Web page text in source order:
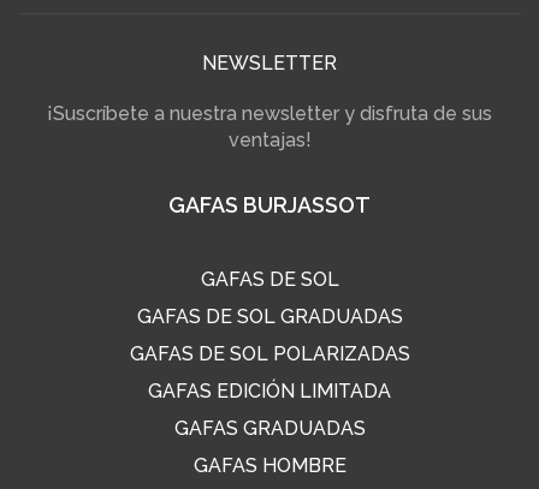
NEWSLETTER
¡Suscríbete a nuestra newsletter y disfruta de sus
ventajas!
GAFAS BURJASSOT
GAFAS DE SOL
GAFAS DE SOL GRADUADAS
GAFAS DE SOL POLARIZADAS
GAFAS EDICIÓN LIMITADA
GAFAS GRADUADAS
GAFAS HOMBRE